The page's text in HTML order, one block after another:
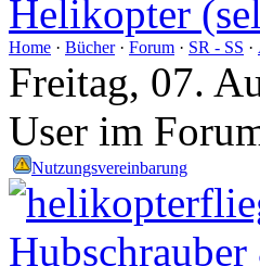
Home · Bücher· Forum · SR - SS ·
Freitag, 07.
User im
Nutzungsvereinbarung